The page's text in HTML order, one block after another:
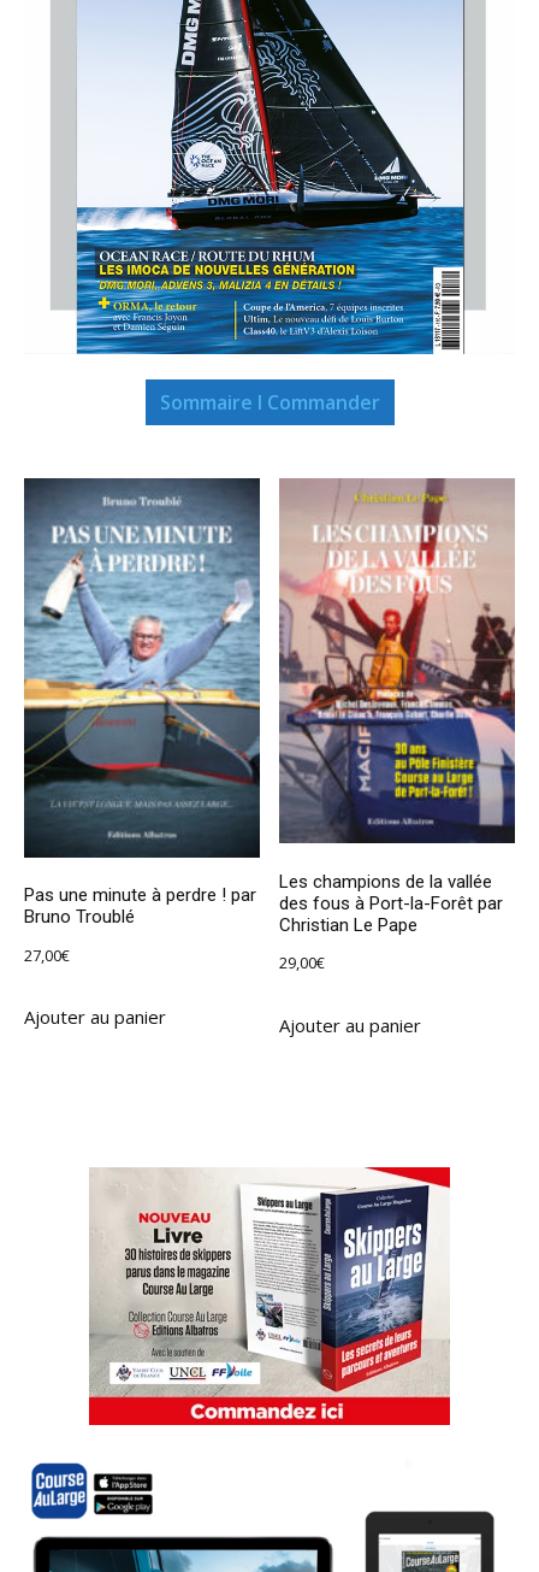
Sommaire I Commander
Pas une minute à perdre ! par
Bruno Troublé
27,00€
Ajouter au panier
Les champions de la vallée
des fous à Port-la-Forêt par
Christian Le Pape
29,00€
Ajouter au panier